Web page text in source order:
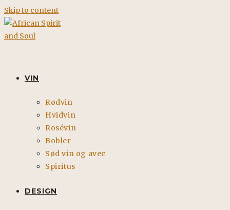
Skip to content
VIN
Rødvin
Hvidvin
Rosévin
Bobler
Sød vin og avec
Spiritus
DESIGN